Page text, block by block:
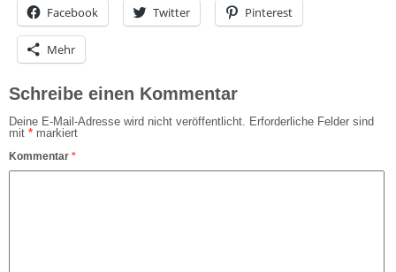
Facebook Twitter Pinterest
Mehr
Schreibe einen Kommentar
Deine E-Mail-Adresse wird nicht veröffentlicht. Erforderliche Felder sind
mit * markiert
Kommentar *